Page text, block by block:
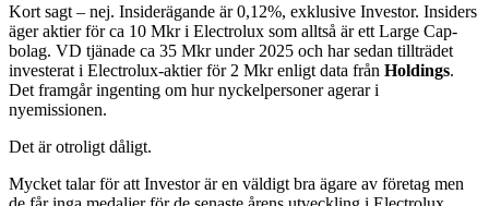
Kort sagt – nej. Insiderägande är 0,12%, exklusive Investor. Insiders
äger aktier för ca 10 Mkr i Electrolux som alltså är ett Large Cap-
bolag. VD tjänade ca 35 Mkr under 2025 och har sedan tillträdet
investerat i Electrolux-aktier för 2 Mkr enligt data från Holdings.
Det framgår ingenting om hur nyckelpersoner agerar i
nyemissionen.
Det är otroligt dåligt.
Mycket talar för att Investor är en väldigt bra ägare av företag men